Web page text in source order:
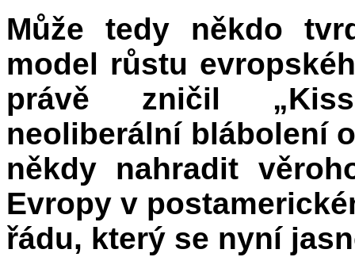
Může tedy někdo
model růstu
právě zničil
neoliberální blábolení
někdy nahradit
Evropy v
řádu, který se nyní